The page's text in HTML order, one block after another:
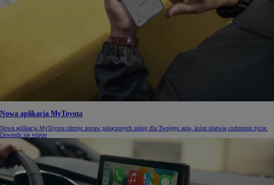
Nowa aplikacja MyToyota
Nowa aplikacja MyToyota oferuje zestaw połączonych usług dla Twojego auta, które ułatwią codzienne życie.
Dowiedz się więcej